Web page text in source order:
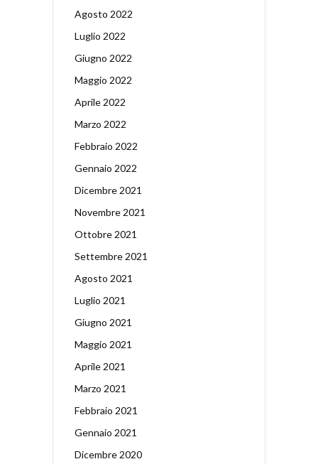
Agosto 2022
Luglio 2022
Giugno 2022
Maggio 2022
Aprile 2022
Marzo 2022
Febbraio 2022
Gennaio 2022
Dicembre 2021
Novembre 2021
Ottobre 2021
Settembre 2021
Agosto 2021
Luglio 2021
Giugno 2021
Maggio 2021
Aprile 2021
Marzo 2021
Febbraio 2021
Gennaio 2021
Dicembre 2020